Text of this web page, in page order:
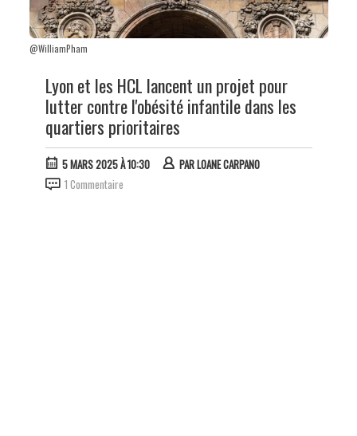
@WilliamPham
Lyon et les HCL lancent un projet pour
lutter contre l'obésité infantile dans les
quartiers prioritaires
5 MARS 2025 À 10:30 PARLOANE CARPANO
1 Commentaire